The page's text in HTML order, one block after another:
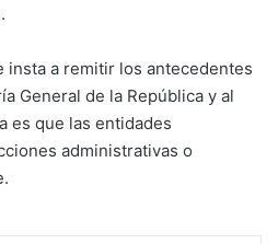
insta a remitir los antecedentes
General de la República y al
es que las entidades
administrativas o